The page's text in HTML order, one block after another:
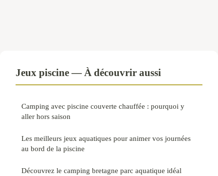
Jeux piscine — À découvrir aussi
Camping avec piscine couverte chauffée : pourquoi y
aller hors saison
Les meilleurs jeux aquatiques pour animer vos journées
au bord de la piscine
Découvrez le camping bretagne parc aquatique idéal